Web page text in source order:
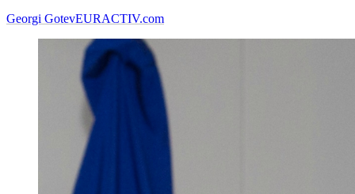
Georgi GotevEURACTIV.com